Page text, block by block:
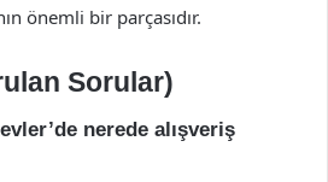
önemli bir parçasıdır.
Sorular)
nerede alışveriş